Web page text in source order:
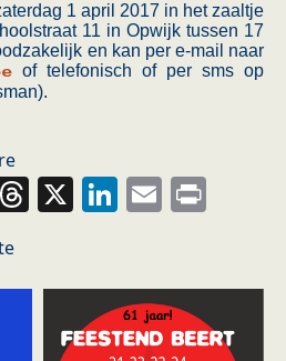
1 april 2017 in het zaaltje
11 in Opwijk tussen 17
en kan per e-mail naar
of telefonisch of per sms op
Threads
X LinkedIn
Email